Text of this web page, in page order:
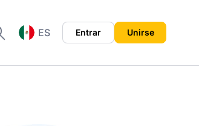
ES Entrar Unirse